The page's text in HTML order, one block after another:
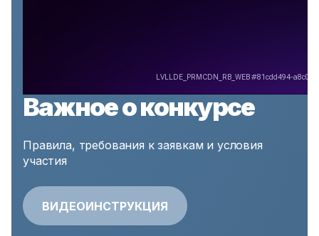
Важное о конкурсе
Правила, требования к заявкам и условия
участия
ВИДЕОИНСТРУКЦИЯ